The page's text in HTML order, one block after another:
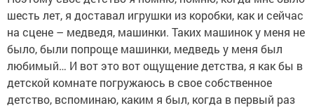
шесть лет, я доставал игрушки из коробки, как и сейчас
на сцене – медведя, машинки. Таких машинок у меня не
было, были попроще машинки, медведь у меня был
любимый… И вот это вот ощущение детства, я как бы в
детской комнате погружаюсь в свое собственное
детство, вспоминаю, каким я был, когда в первый раз